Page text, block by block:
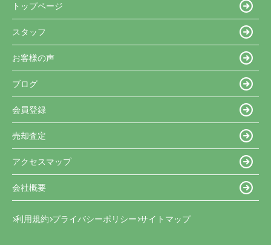
トップページ
スタッフ
お客様の声
ブログ
会員登録
売却査定
アクセスマップ
会社概要
利用規約 プライバシーポリシー サイトマップ